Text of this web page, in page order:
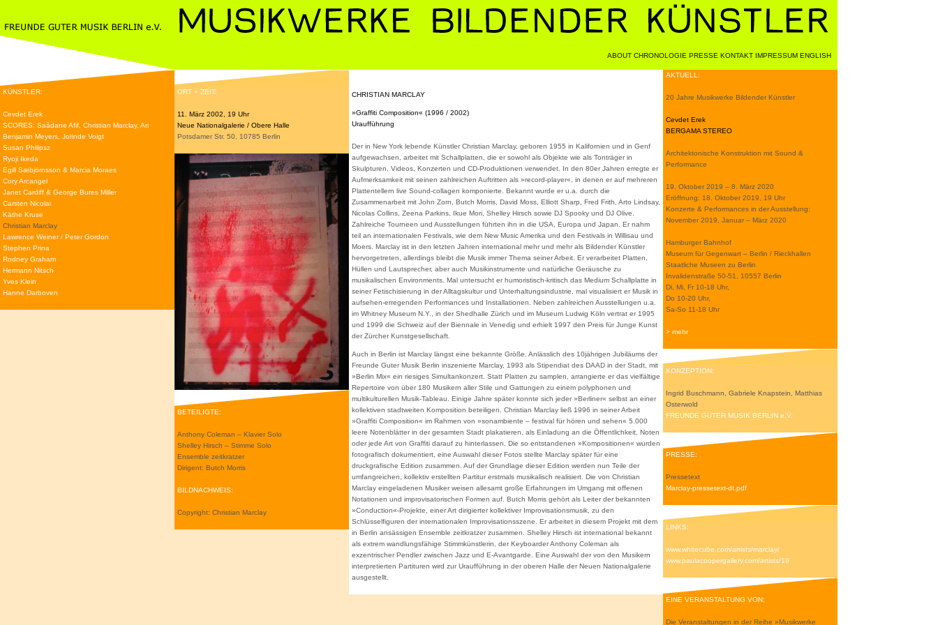
ABOUT CHRONOLOGIE PRESSE KONTAKT IMPRESSUM ENGLISH
KÜNSTLER:
Cevdet Erek
SCORES: Saâdane Afif, Christian Marclay, Ari
Benjamin Meyers, Jorinde Voigt
Susan Philipsz
Ryoji Ikeda
Egill Sæbjörnsson & Marcia Moraes
Cory Arcangel
Janet Cardiff & George Bures Miller
Carsten Nicolai
Käthe Kruse
Christian Marclay
Lawrence Weiner / Peter Gordon
Stephen Prina
Rodney Graham
Hermann Nitsch
Yves Klein
Hanne Darboven
ORT + ZEIT:
11. März 2002, 19 Uhr
Neue Nationalgalerie / Obere Halle
Potsdamer Str. 50, 10785 Berlin
BETEILIGTE:
Anthony Coleman – Klavier Solo
Shelley Hirsch – Stimme Solo
Ensemble zeitkratzer
Dirigent: Butch Morris
BILDNACHWEIS:
Copyright: Christian Marclay
CHRISTIAN MARCLAY
»Graffiti Composition« (1996 / 2002)
Uraufführung
Der in New York lebende Künstler Christian Marclay, geboren 1955 in Kalifornien und in Genf
aufgewachsen, arbeitet mit Schallplatten, die er sowohl als Objekte wie als Tonträger in
Skulpturen, Videos, Konzerten und CD-Produktionen verwendet. In den 80er Jahren erregte er
Aufmerksamkeit mit seinen zahlreichen Auftritten als »record-player«, in denen er auf mehreren
Plattentellern live Sound-collagen komponierte. Bekannt wurde er u.a. durch die
Zusammenarbeit mit John Zorn, Butch Morris, David Moss, Elliott Sharp, Fred Frith, Arto Lindsay,
Nicolas Collins, Zeena Parkins, Ikue Mori, Shelley Hirsch sowie DJ Spooky und DJ Olive.
Zahlreiche Tourneen und Ausstellungen führten ihn in die USA, Europa und Japan. Er nahm
teil an internationalen Festivals, wie dem New Music Amerika und den Festivals in Willisau und
Moers. Marclay ist in den letzten Jahren international mehr und mehr als Bildender Künstler
hervorgetreten, allerdings bleibt die Musik immer Thema seiner Arbeit. Er verarbeitet Platten,
Hüllen und Lautsprecher, aber auch Musikinstrumente und natürliche Geräusche zu
musikalischen Environments. Mal untersucht er humoristisch-kritisch das Medium Schallplatte in
seiner Fetischisierung in der Alltagskultur und Unterhaltungsindustrie, mal visualisiert er Musik in
aufsehen-erregenden Performances und Installationen. Neben zahlreichen Ausstellungen u.a.
im Whitney Museum N.Y., in der Shedhalle Zürich und im Museum Ludwig Köln vertrat er 1995
und 1999 die Schweiz auf der Biennale in Venedig und erhielt 1997 den Preis für Junge Kunst
der Zürcher Kunstgesellschaft.
Auch in Berlin ist Marclay längst eine bekannte Größe. Anlässlich des 10jährigen Jubiläums der
Freunde Guter Musik Berlin inszenierte Marclay, 1993 als Stipendiat des DAAD in der Stadt, mit
»Berlin Mix« ein riesiges Simultankonzert. Statt Platten zu samplen, arrangierte er das vielfältige
Repertoire von über 180 Musikern aller Stile und Gattungen zu einem polyphonen und
multikulturellen Musik-Tableau. Einige Jahre später konnte sich jeder »Berliner« selbst an einer
kollektiven stadtweiten Komposition beteiligen. Christian Marclay ließ 1996 in seiner Arbeit
»Graffiti Composition« im Rahmen von »sonambiente – festival für hören und sehen« 5.000
leere Notenblätter in der gesamten Stadt plakatieren, als Einladung an die Öffentlichkeit, Noten
oder jede Art von Graffiti darauf zu hinterlassen. Die so entstandenen »Kompositionen« wurden
fotografisch dokumentiert, eine Auswahl dieser Fotos stellte Marclay später für eine
druckgrafische Edition zusammen. Auf der Grundlage dieser Edition werden nun Teile der
umfangreichen, kollektiv erstellten Partitur erstmals musikalisch realisiert. Die von Christian
Marclay eingeladenen Musiker weisen allesamt große Erfahrungen im Umgang mit offenen
Notationen und improvisatorischen Formen auf. Butch Morris gehört als Leiter der bekannten
»Conduction«-Projekte, einer Art dirigierter kollektiver Improvisationsmusik, zu den
Schlüsselfiguren der internationalen Improvisationsszene. Er arbeitet in diesem Projekt mit dem
in Berlin ansässigen Ensemble zeitkratzer zusammen. Shelley Hirsch ist international bekannt
als extrem wandlungsfähige Stimmkünstlerin, der Keyboarder Anthony Coleman als
exzentrischer Pendler zwischen Jazz und E-Avantgarde. Eine Auswahl der von den Musikern
interpretierten Partituren wird zur Uraufführung in der oberen Halle der Neuen Nationalgalerie
ausgestellt.
AKTUELL:
20 Jahre Musikwerke Bildender Künstler
Cevdet Erek
BERGAMA STEREO
Architektonische Konstruktion mit Sound &
Performance
19. Oktober 2019 – 8. März 2020
Eröffnung: 18. Oktober 2019, 19 Uhr
Konzerte & Performances in der Ausstellung:
November 2019, Januar – März 2020
Hamburger Bahnhof
Museum für Gegenwart – Berlin / Rieckhallen
Staatliche Museen zu Berlin
Invalidenstraße 50-51, 10557 Berlin
Di, Mi, Fr 10-18 Uhr,
Do 10-20 Uhr,
Sa-So 11-18 Uhr
> mehr
KONZEPTION:
Ingrid Buschmann, Gabriele Knapstein, Matthias
Osterwold
FREUNDE GUTER MUSIK BERLIN e.V.
PRESSE:
Pressetext
Marclay-pressetext-dt.pdf
LINKS:
www.whitecube.com/artists/marclay/
www.paulacoopergallery.com/artists/19
EINE VERANSTALTUNG VON:
Die Veranstaltungen in der Reihe »Musikwerke